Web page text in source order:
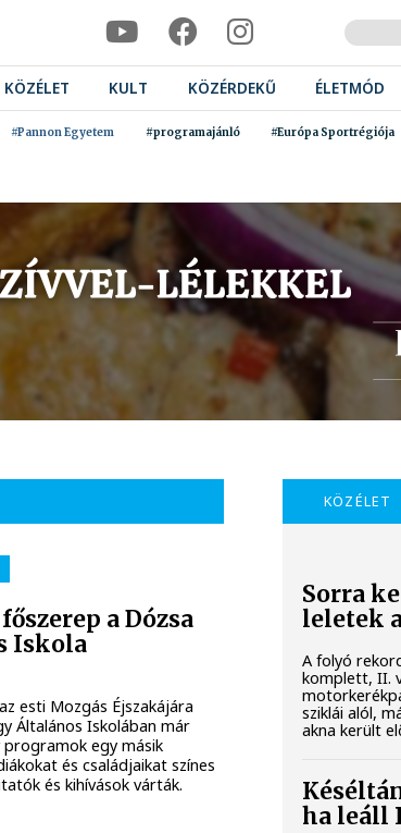
KÖZÉLET KULT KÖZÉRDEKŰ ÉLETMÓD
#Pannon Egyetem #programajánló #Európa Sportrégiója
a Dózsa
Iskola
esti Mozgás Éjszakájára
Általános Iskolában már
egy másik
és családjaikat színes
és kihívások várták.
KÖZÉLET
Sorra
leletek
A folyó
komplett, II.
sziklái alól,
akna került
ha leáll